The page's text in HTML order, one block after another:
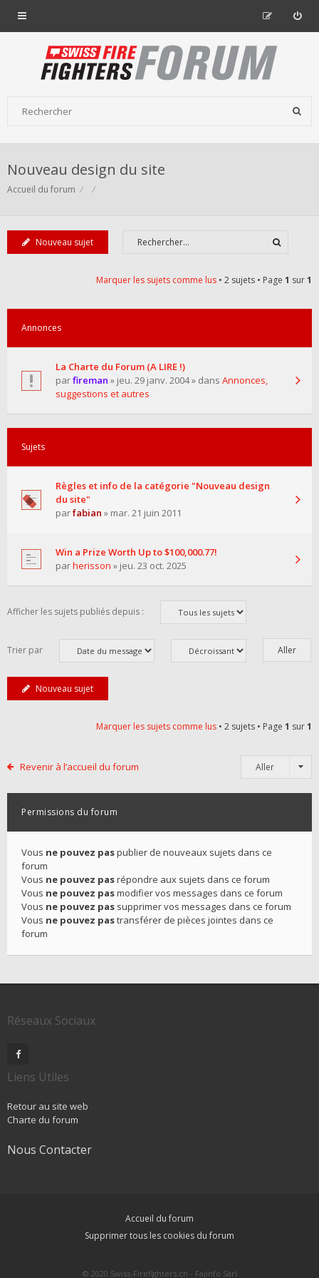
Nouveau design du site
Accueil du forum
Nouveau sujet
Marquer les sujets comme lus • 2 sujets • Page 1 sur1
Annonces
La Charte du Forum (A LIRE !)
parfireman » jeu. 29 janv. 2004 » dans Annonces,
suggestions et autres
Sujets
Règles et info de la catégorie "Nouveau design
du site"
parfabian » mar. 21 juin 2011
Win a Prize Worth Up to $100,000.77!
parherisson » jeu. 23 oct. 2025
Afficher les sujets publiés depuis :
Trier par
Nouveau sujet
Marquer les sujets comme lus • 2 sujets • Page 1 sur1
Revenir à l’accueil du forum Aller
Permissions du forum
Vous ne pouvez paspublier de nouveaux sujets dans ce
forum
Vous ne pouvez pasrépondre aux sujets dans ce forum
Vous ne pouvez pasmodifier vos messages dans ce forum
Vous ne pouvez pas supprimer vos messages dans ce forum
Vous ne pouvez pastransférer de pièces jointes dans ce
forum
Réseaux Sociaux
Liens Utiles
Retour au site web
Charte du forum
Nous Contacter
Accueil du forum
Supprimer tous les cookies du forum
© 2020 Swiss-Firefighters.ch - Fajinfo Sàrl